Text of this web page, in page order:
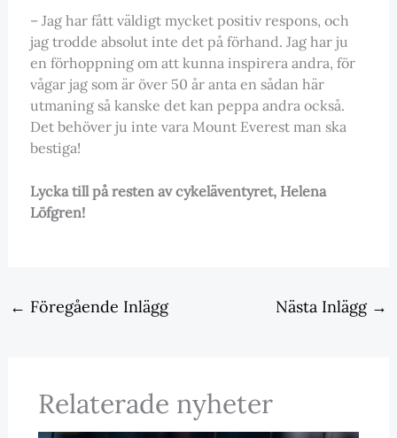
– Jag har fått väldigt mycket positiv respons, och
jag trodde absolut inte det på förhand. Jag har ju
en förhoppning om att kunna inspirera andra, för
vågar jag som är över 50 år anta en sådan här
utmaning så kanske det kan peppa andra också.
Det behöver ju inte vara Mount Everest man ska
bestiga!
Lycka till på resten av cykeläventyret, Helena
Löfgren!
← Föregående Inlägg Nästa Inlägg →
Relaterade nyheter